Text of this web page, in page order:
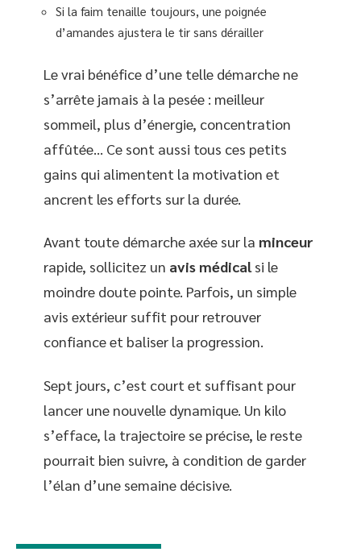
Si la faim tenaille toujours, une poignée
d’amandes ajustera le tir sans dérailler
Le vrai bénéfice d’une telle démarche ne
s’arrête jamais à la pesée : meilleur
sommeil, plus d’énergie, concentration
affûtée… Ce sont aussi tous ces petits
gains qui alimentent la motivation et
ancrent les efforts sur la durée.
Avant toute démarche axée sur la minceur
rapide, sollicitez un avis médicalsi le
moindre doute pointe. Parfois, un simple
avis extérieur suffit pour retrouver
confiance et baliser la progression.
Sept jours, c’est court et suffisant pour
lancer une nouvelle dynamique. Un kilo
s’efface, la trajectoire se précise, le reste
pourrait bien suivre, à condition de garder
l’élan d’une semaine décisive.